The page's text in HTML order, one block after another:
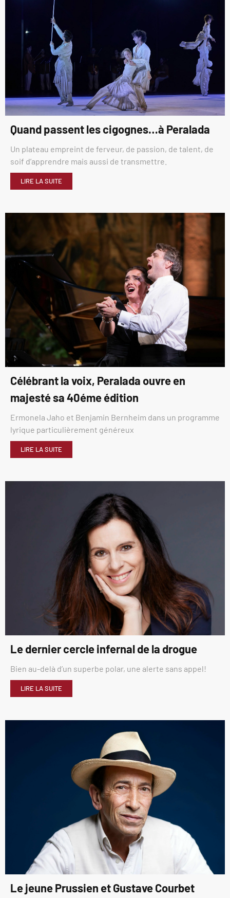
Quand passent les cigognes…à Peralada
Un plateau empreint de ferveur, de passion, de talent, de
soif d’apprendre mais aussi de transmettre.
LIRE LA SUITE
Célébrant la voix, Peralada ouvre en
majesté sa 40éme édition
Ermonela Jaho et Benjamin Bernheim dans un programme
lyrique particulièrement généreux
LIRE LA SUITE
Le dernier cercle infernal de la drogue
Bien au-delà d’un superbe polar, une alerte sans appel!
LIRE LA SUITE
Le jeune Prussien et Gustave Courbet